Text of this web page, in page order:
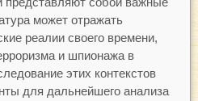
может отражать
реалии своего времени,
и шпионажа в
этих контекстов
для дальнейшего анализа